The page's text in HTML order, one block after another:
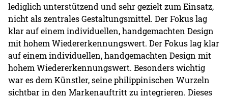
lediglich unterstützend und sehr gezielt zum Einsatz,
nicht als zentrales Gestaltungsmittel. Der Fokus lag
klar auf einem individuellen, handgemachten Design
mit hohem Wiedererkennungswert. Der Fokus lag klar
auf einem individuellen, handgemachten Design mit
hohem Wiedererkennungswert. Besonders wichtig
war es dem Künstler, seine philippinischen Wurzeln
sichtbar in den Markenauftritt zu integrieren. Dieses